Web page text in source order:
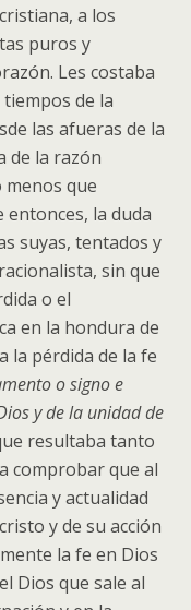
a los
puros y
Les costaba
de la
las afueras de la
de la razón
menos que
entonces, la duda
suyas, tentados y
sin que
o el
en la hondura de
la pérdida de la fe
o signo e
y de la unidad de
resultaba tanto
comprobar que al
y actualidad
y de su acción
la fe en Dios
Dios que sale al